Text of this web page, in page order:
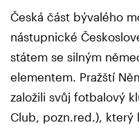
Česká část bývalého
nástupnické
státem se silným
elementem. Pražští
založili svůj fotbalový
Club, pozn.red.), který